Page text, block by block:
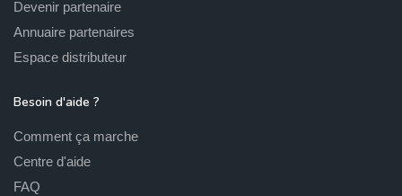
Devenir partenaire
Annuaire partenaires
Espace distributeur
Besoin d'aide ?
Comment ça marche
Centre d'aide
FAQ